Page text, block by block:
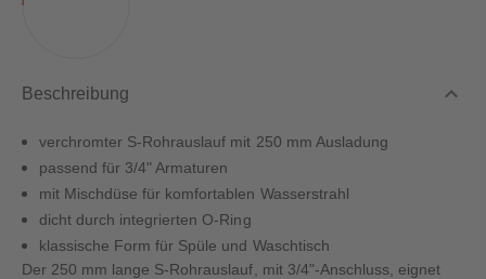
Beschreibung
verchromter S-Rohrauslauf mit 250 mm Ausladung
passend für 3/4" Armaturen
mit Mischdüse für komfortablen Wasserstrahl
dicht durch integrierten O-Ring
klassische Form für Spüle und Waschtisch
Der 250 mm lange S-Rohrauslauf, mit 3/4"-Anschluss, eignet